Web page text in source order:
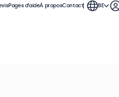
VESA, ce qui leur
ont un châssis
Pages d’aideÀ proposContact BE